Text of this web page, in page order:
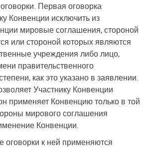
Первая оговорка
Конвенции исключить из
мировые соглашения, стороной
или стороной которых являются
учреждения либо лицо,
правительственного
как это указано в заявлении.
Участнику Конвенции
применяет Конвенцию только в той
мирового соглашения
Конвенции.
к ней применяются